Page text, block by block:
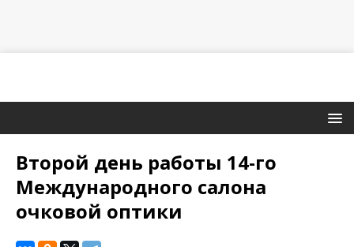
Второй день работы 14-го
Международного салона
очковой оптики